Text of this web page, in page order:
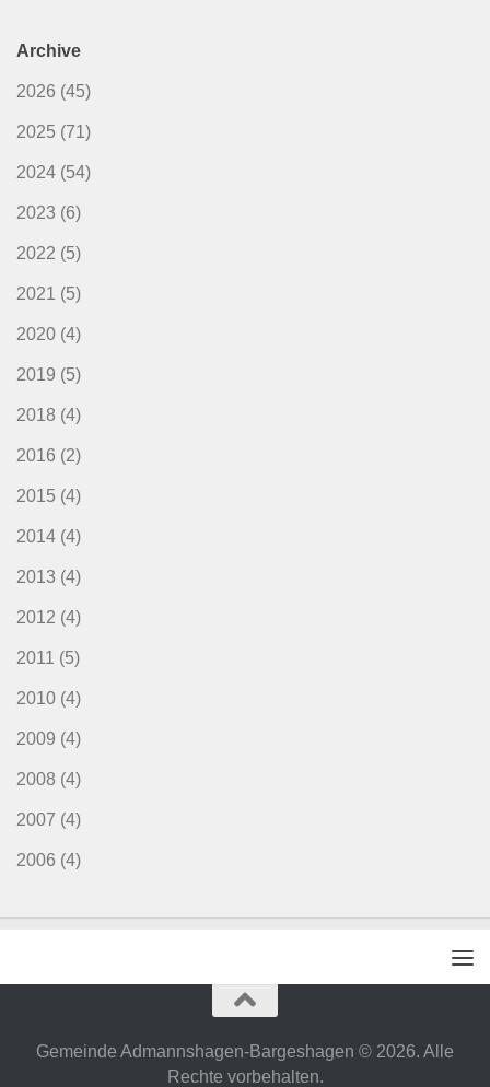
Archive
2026 (45)
2025 (71)
2024 (54)
2023 (6)
2022 (5)
2021 (5)
2020 (4)
2019 (5)
2018 (4)
2016 (2)
2015 (4)
2014 (4)
2013 (4)
2012 (4)
2011 (5)
2010 (4)
2009 (4)
2008 (4)
2007 (4)
2006 (4)
Gemeinde Admannshagen-Bargeshagen © 2026. Alle
Rechte vorbehalten.